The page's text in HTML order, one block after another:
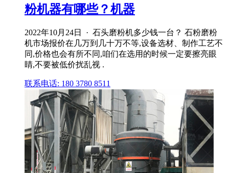
粉机器有哪些？机器
2022年10月24日 · 石头磨粉机多少钱一台？ 石粉磨粉
机市场报价在几万到几十万不等,设备选材、制作工艺不
同,价格也会有所不同,咱们在选用的时候一定要擦亮眼
睛,不要被低价扰乱视 .
联系电话: 180 3780 8511